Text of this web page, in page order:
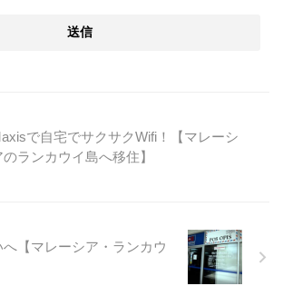
で自宅でサクサクWifi！【マレーシ
のランカウイ島へ移住】
【マレーシア・ランカウ